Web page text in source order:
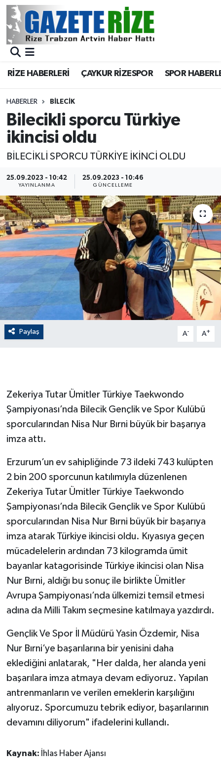
RİZE HABERLERİ ÇAYKUR RİZESPOR SPOR
HABERLER BILECIK
Bilecikli sporcu Türkiye
ikincisi oldu
BİLECİKLİ SPORCU TÜRKİYE İKİNCİ OLDU
25.09.2023 - 10:42
YAYINLANMA
25.09.2023 - 10:46
GÜNCELLEME
Paylaş A- A+
Zekeriya Tutar Ümitler Türkiye Taekwondo
Şampiyonası’nda Bilecik Gençlik ve Spor Kulübü
sporcularından Nisa Nur Bırni büyük bir başarıya
imza attı.
Erzurum’un ev sahipliğinde 73 ildeki 743 kulüpten
2 bin 200 sporcunun katılımıyla düzenlenen
Zekeriya Tutar Ümitler Türkiye Taekwondo
Şampiyonası’nda Bilecik Gençlik ve Spor Kulübü
sporcularından Nisa Nur Bırni büyük bir başarıya
imza atarak Türkiye ikincisi oldu. Kıyasıya geçen
mücadelelerin ardından 73 kilogramda ümit
bayanlar katagorisinde Türkiye ikincisi olan Nisa
Nur Bırni, aldığı bu sonuç ile birlikte Ümitler
Avrupa Şampiyonası’nda ülkemizi temsil etmesi
adına da Milli Takım seçmesine katılmaya yazdırdı.
Gençlik Ve Spor İl Müdürü Yasin Özdemir, Nisa
Nur Bırni’ye başarılarına bir yenisini daha
eklediğini anlatarak, "Her dalda, her alanda yeni
başarılara imza atmaya devam ediyoruz. Yapılan
antrenmanların ve verilen emeklerin karşılığını
alıyoruz. Sporcumuzu tebrik ediyor, başarılarının
devamını diliyorum" ifadelerini kullandı.
Kaynak: İhlas Haber Ajansı
BÖLGEMİZ
Asayiş
Rize Jandarma Komutanlığı
Bilim Teknoloji
Advertising news
Canlı Maç
ÇEVRE
Dış Haberler
Dünya
EĞİTİM
EKONOMİ
Finans
Flaş Haber
Gayrimenkul
GENEL
GÜNDEM
Güvenlik
HABERDE İNSAN
İNSAN
İş Dünyası
KÜLTÜR SANAT
MAGAZİN
Otomobil
Merkez Nöbetçi Eczaneler
Merkez Trafik Yoğunluk Haritası
Süper Lig Puan Durumu ve Fikstür
Tüm Manşetler
Haber Arşivi